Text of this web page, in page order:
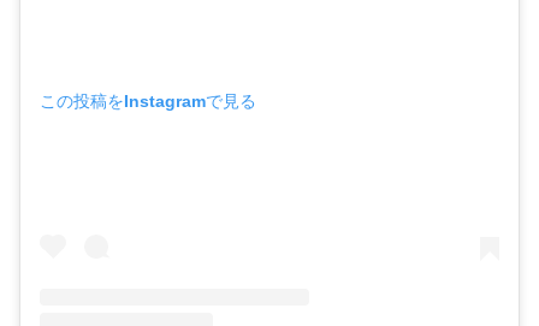
この投稿をInstagramで見る